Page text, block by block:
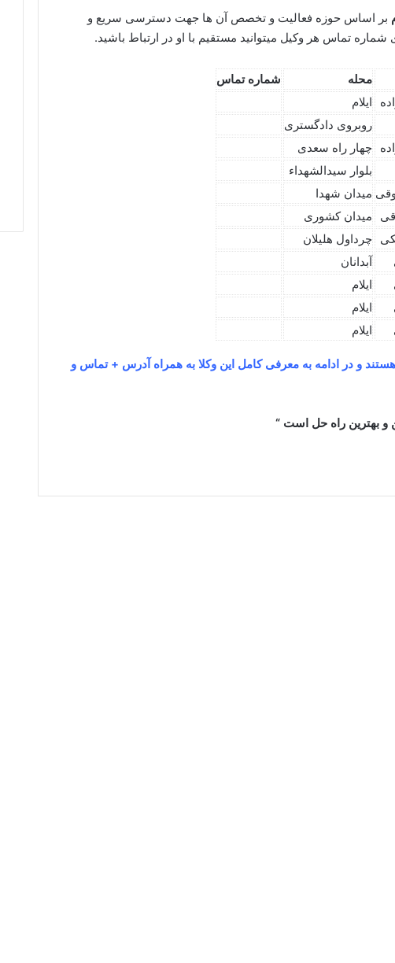
بر اساس حوزه فعالیت و تخصص آن ها جهت دسترسی سریع و
تماس هر وکیل میتوانید مستقیم با او در ارتباط باشید.
محله
شماره تماس
ایلام
روبروی دادگستری
چهار راه سعدی
بلوار سیدالشهداء
میدان شهدا
میدان کشوری
چرداول هلیلان
آبدانان
ایلام
ایلام
ایلام
و در ادامه به معرفی کامل این وکلا به همراه آدرس + تماس و
و بهترین راه حل است “